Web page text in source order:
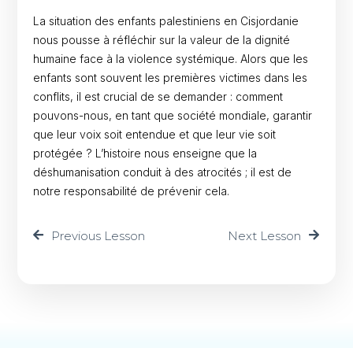
La situation des enfants palestiniens en Cisjordanie
nous pousse à réfléchir sur la valeur de la dignité
humaine face à la violence systémique. Alors que les
enfants sont souvent les premières victimes dans les
conflits, il est crucial de se demander : comment
pouvons-nous, en tant que société mondiale, garantir
que leur voix soit entendue et que leur vie soit
protégée ? L’histoire nous enseigne que la
déshumanisation conduit à des atrocités ; il est de
notre responsabilité de prévenir cela.
Previous Lesson Next Lesson